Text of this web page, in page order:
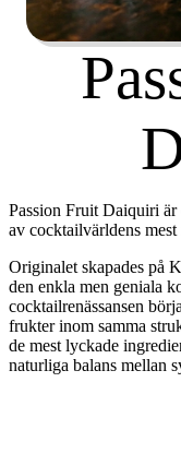
Passion Fruit Daiquiri
av cocktailvärldens
Originalet skapades på
den enkla men geniala
cocktailrenässansen
frukter inom samma
de mest lyckade
naturliga balans mellan